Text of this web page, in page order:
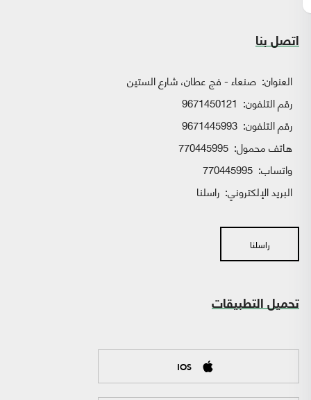
اتصل بنا
العنوان: صنعاء - فج عطان، شارع الستين
رقم التلفون: 9671450121
رقم التلفون: 9671445993
هاتف محمول: 770445995
واتساب:
البريد الإلكتروني: راسلنا
راسلنا
تحميل التطبيقات
IOS